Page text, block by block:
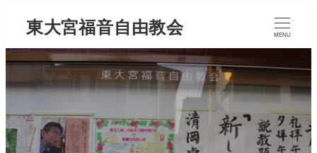
東大宮福音自由教会 MENU